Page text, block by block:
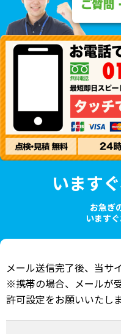
います
お急ぎ
います
メール送信完了後、当サ
※携帯の場合、メールが
許可設定をお願いいたしま